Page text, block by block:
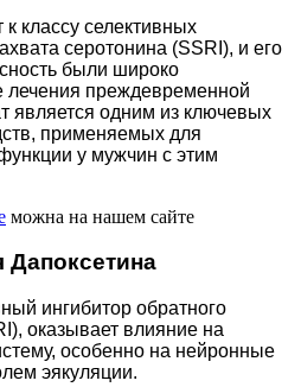
классу селективных
серотонина (SSRI), и его
были широко
лечения преждевременной
является одним из ключевых
применяемых для
у мужчин с этим
можна на нашем сайте
Дапоксетина
ингибитор обратного
оказывает влияние на
особенно на нейронные
эякуляции.